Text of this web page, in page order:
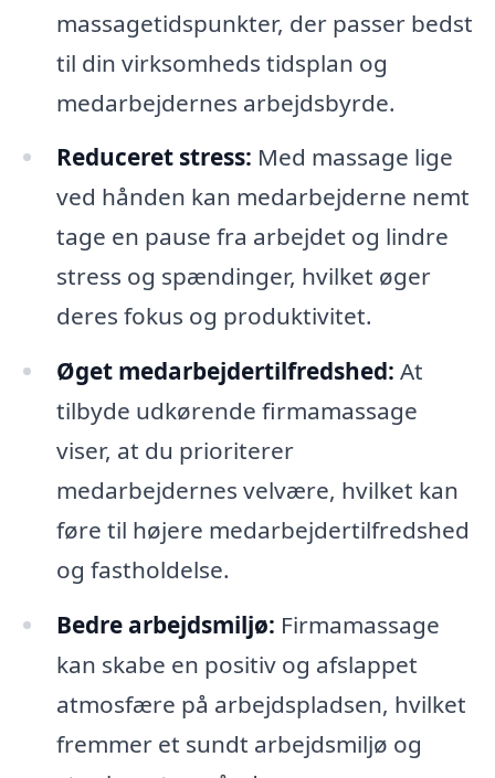
massagetidspunkter, der passer bedst
til din virksomheds tidsplan og
medarbejdernes arbejdsbyrde.
Reduceret stress: Med massage lige
ved hånden kan medarbejderne nemt
tage en pause fra arbejdet og lindre
stress og spændinger, hvilket øger
deres fokus og produktivitet.
Øget medarbejdertilfredshed: At
tilbyde udkørende firmamassage
viser, at du prioriterer
medarbejdernes velvære, hvilket kan
føre til højere medarbejdertilfredshed
og fastholdelse.
Bedre arbejdsmiljø: Firmamassage
kan skabe en positiv og afslappet
atmosfære på arbejdspladsen, hvilket
fremmer et sundt arbejdsmiljø og